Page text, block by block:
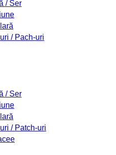
/ Ser
/ Pach-uri
/ Ser
/ Patch-uri